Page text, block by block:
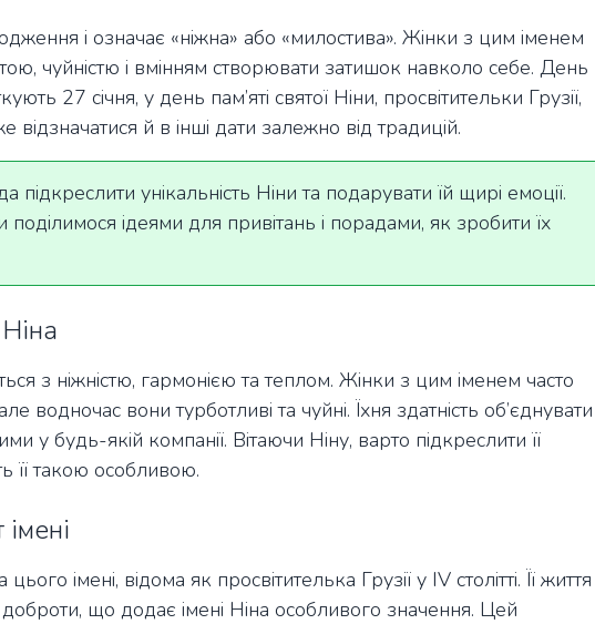
і означає «ніжна» або «милостива». Жінки з цим іменем
чуйністю і вмінням створювати затишок навколо себе. День
27 січня, у день пам’яті святої Ніни, просвітительки Грузії,
відзначатися й в інші дати залежно від традицій.
підкреслити унікальність Ніни та подарувати їй щирі емоції.
поділимося ідеями для привітань і порадами, як зробити їх
з ніжністю, гармонією та теплом. Жінки з цим іменем часто
водночас вони турботливі та чуйні. Їхня здатність об’єднувати
у будь-якій компанії. Вітаючи Ніну, варто підкреслити її
її такою особливою.
імені, відома як просвітителька Грузії у IV столітті. Її життя
що додає імені Ніна особливого значення. Цей